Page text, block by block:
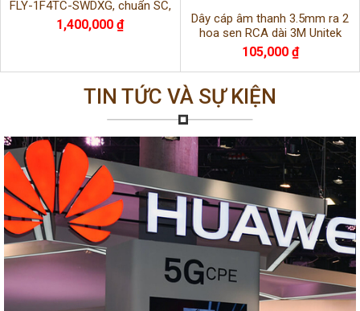
FLY-1F4TC-SWDXG, chuẩn SC,
sợi đôi, 1000M Single mode, 1
cổng quang,
1,400,000 ₫
Dây cáp âm thanh 3.5mm ra 2
hoa sen RCA dài 3M Unitek
C9022BK
105,000 ₫
TIN TỨC VÀ SỰ KIỆN